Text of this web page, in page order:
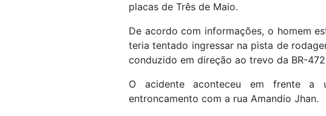
placas de Três de Maio.
De acordo com informações, o homem
teria tentado ingressar na pista de
conduzido em direção ao trevo da BR-
O acidente aconteceu em frente a
entroncamento com a rua Amandio Jhan.